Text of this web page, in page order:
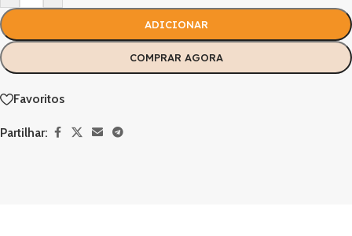
ADICIONAR
COMPRAR AGORA
Favoritos
Partilhar: